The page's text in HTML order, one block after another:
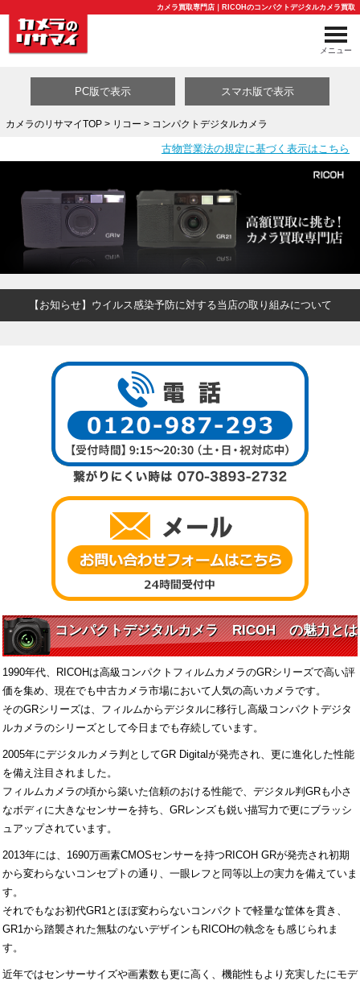
カメラ買取専門店｜RICOHのコンパクトデジタルカメラ買取
メニュー
買取カテゴリ一覧
PC版で表示 スマホ版で表示
カメラのリサマイTOP> リコー > コンパクトデジタルカメラ
古物営業法の規定に基づく表示はこちら
【お知らせ】ウイルス感染予防に対する当店の取り組みについて
コンパクトデジタルカメラ RICOH の魅力とは
1990年代、RICOHは高級コンパクトフィルムカメラのGRシリーズで高い評
価を集め、現在でも中古カメラ市場において人気の高いカメラです。
そのGRシリーズは、フィルムからデジタルに移行し高級コンパクトデジタ
ルカメラのシリーズとして今日までも存続しています。
2005年にデジタルカメラ判としてGR Digitalが発売され、更に進化した性能
を備え注目されました。
フィルムカメラの頃から築いた信頼のおける性能で、デジタル判GRも小さ
なボディに大きなセンサーを持ち、GRレンズも鋭い描写力で更にブラッシ
ュアップされています。
2013年には、1690万画素CMOSセンサーを持つRICOH GRが発売され初期
から変わらないコンセプトの通り、一眼レフと同等以上の実力を備えていま
す。
それでもなお初代GR1とほぼ変わらないコンパクトで軽量な筐体を貫き、
GR1から踏襲された無駄のないデザインもRICOHの執念をも感じられま
す。
近年ではセンサーサイズや画素数も更に高く、機能性もより充実したにモデ